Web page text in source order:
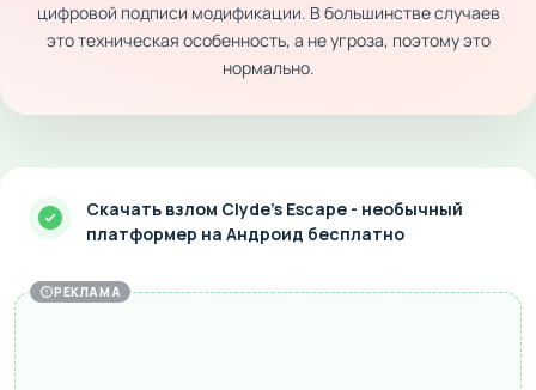
цифровой подписи модификации. В большинстве случаев
это техническая особенность, а не угроза, поэтому это
нормально.
Скачать взлом Clyde's Escape - необычный
платформер на Андроид бесплатно
РЕКЛАМА